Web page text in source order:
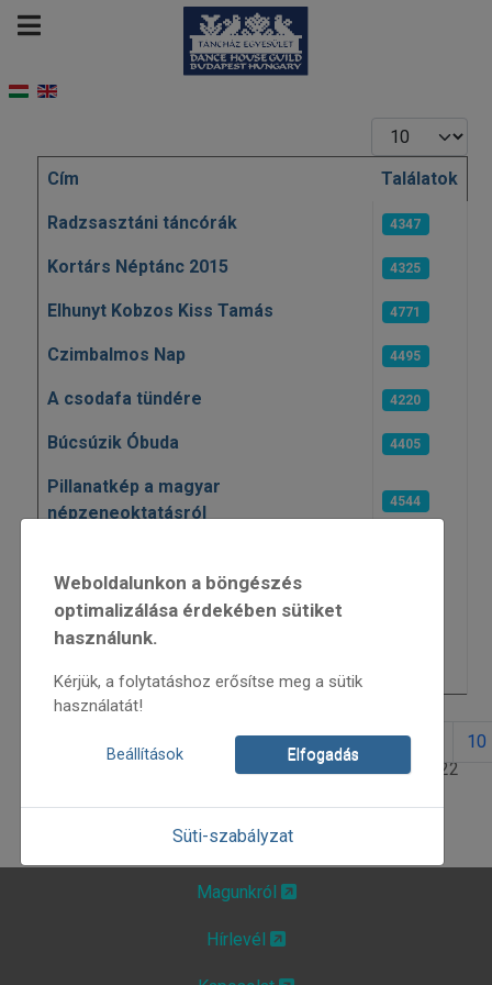
Tételek #
Cikkek
Cím Találatok
Radzsasztáni táncórák 4347
Kortárs Néptánc 2015 4325
Elhunyt Kobzos Kiss Tamás 4771
Czimbalmos Nap 4495
A csodafa tündére 4220
Búcsúzik Óbuda 4405
Pillanatkép a magyar
népzeneoktatásról
4544
Néptánctalálkozó
Népismei Tudománytár
Új helyszín!
4. oldal / 22
4 5 6 7 8 10
Weboldalunkon a böngészés
optimalizálása érdekében sütiket
használunk.
Kérjük, a folytatáshoz erősítse meg a sütik
használatát!
Beállítások Elfogadás
Süti-szabályzat
Magunkról
Hírlevél